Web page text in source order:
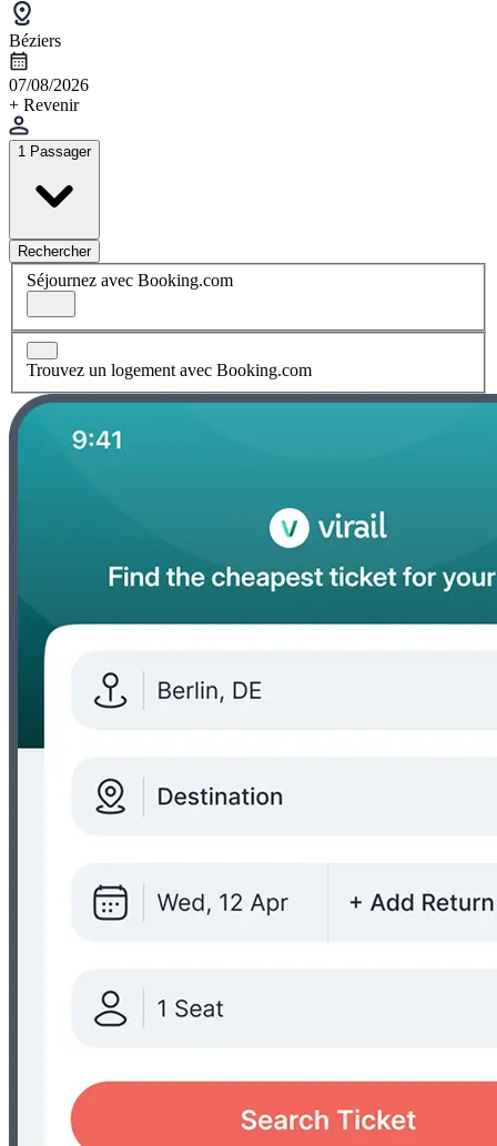
Béziers
07/08/2026
+ Revenir
1 Passager
Rechercher
Séjournez avec Booking.com
Trouvez un logement avec Booking.com